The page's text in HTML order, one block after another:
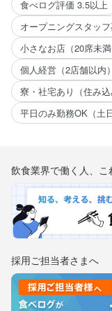
食べログ評価 3.5以上
オープニングスタッ
小さなお店（20席未満
個人経営（2店舗以内）
寮・社宅あり（住み込
平日のみ勤務OK（土
飲食業界で働く人、こ
採用ご担当者さまへ